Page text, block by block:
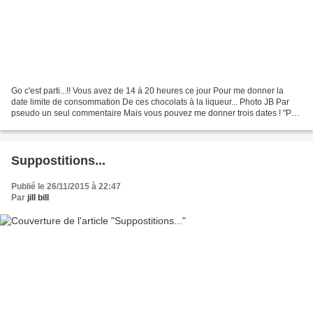
Go c'est parti...!! Vous avez de 14 à 20 heures ce jour Pour me donner la
date limite de consommation De ces chocolats à la liqueur... Photo JB Par
pseudo un seul commentaire Mais vous pouvez me donner trois dates ! "Par
Suppostitions...
Publié le 26/11/2015 à 22:47
Par jill bill